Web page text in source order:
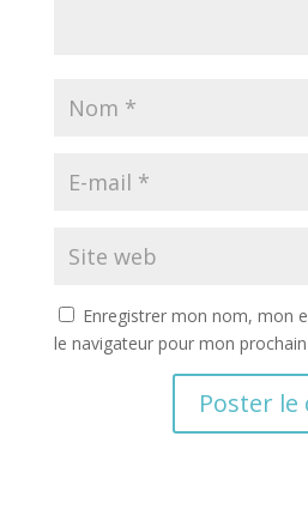
Enregistrer mon nom, mon
le navigateur pour mon